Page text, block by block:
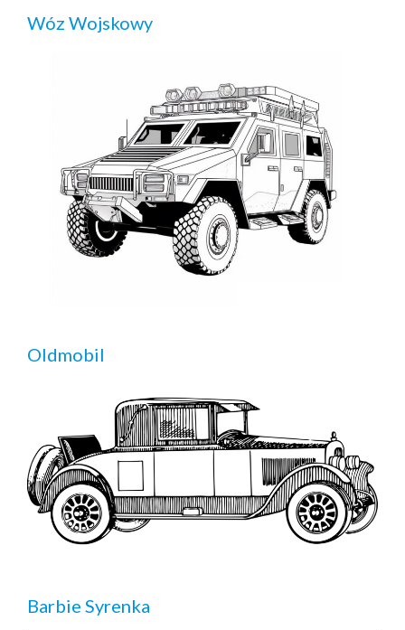
Wóz Wojskowy
Oldmobil
Barbie Syrenka